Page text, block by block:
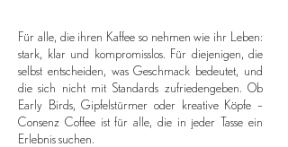
Für alle, die ihren Kaffee so nehmen wie ihr Leben:
stark, klar und kompromisslos. Für diejenigen, die
selbst entscheiden, was Geschmack bedeutet, und
die sich nicht mit Standards zufriedengeben. Ob
Early Birds, Gipfelstürmer oder kreative Köpfe –
Consenz Coffee ist für alle, die in jeder Tasse ein
Erlebnis suchen.